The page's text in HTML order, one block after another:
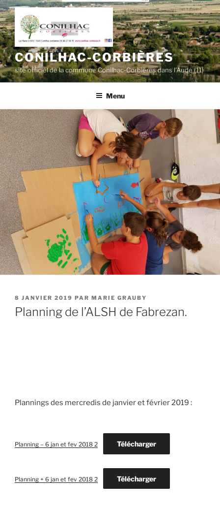
Aller
au
contenu
principal
CONILHAC-CORBIÈRES
site officiel de la commune Conilhac-Corbières dans l'Aude (11)
Menu
PUBLIÉ
LE
8 JANVIER 2019 PAR MARIE GRAUBY
Planning de l’ALSH de Fabrezan.
Plannings des mercredis de janvier et février 2019 :
Planning – 6 jan et fev 2018 2 Télécharger
Planning + 6 jan et fev 2018 2 Télécharger